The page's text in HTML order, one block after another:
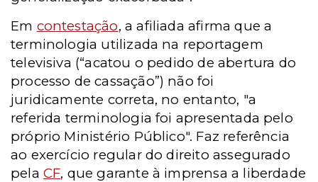
Em contestação, a afiliada afirma que a
terminologia utilizada na reportagem
televisiva (“acatou o pedido de abertura do
processo de cassação”) não foi
juridicamente correta, no entanto, "a
referida terminologia foi apresentada pelo
próprio Ministério Público". Faz referência
ao exercício regular do direito assegurado
pela CF, que garante à imprensa a liberdade